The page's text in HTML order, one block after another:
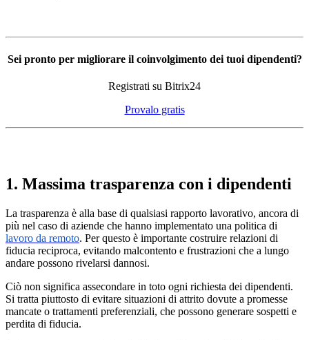
Sei pronto per migliorare il coinvolgimento dei tuoi dipendenti?
Registrati su Bitrix24
Provalo gratis
1. Massima trasparenza con i dipendenti
La trasparenza è alla base di qualsiasi rapporto lavorativo, ancora di
più nel caso di aziende che hanno implementato una politica di
lavoro da remoto. Per questo è importante costruire relazioni di
fiducia reciproca, evitando malcontento e frustrazioni che a lungo
andare possono rivelarsi dannosi.
Ciò non significa assecondare in toto ogni richiesta dei dipendenti.
Si tratta piuttosto di evitare situazioni di attrito dovute a promesse
mancate o trattamenti preferenziali, che possono generare sospetti e
perdita di fiducia.